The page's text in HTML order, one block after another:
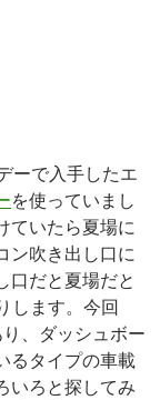
ーで入手したエ
を使っていまし
ていたら夏場に
ン吹き出し口に
口だと夏場だと
します。今回
、ダッシュボー
るタイプの車載
いろと探してみ